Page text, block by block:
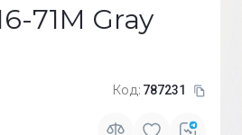
71M Gray
Код: 787231